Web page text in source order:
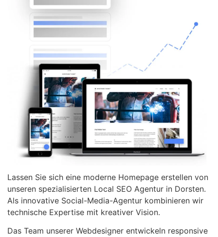
Lassen Sie sich eine moderne Homepage erstellen von
unseren spezialisierten Local SEO Agentur in Dorsten.
Als innovative Social-Media-Agentur kombinieren wir
technische Expertise mit kreativer Vision.
Das Team unserer Webdesigner entwickeln responsive